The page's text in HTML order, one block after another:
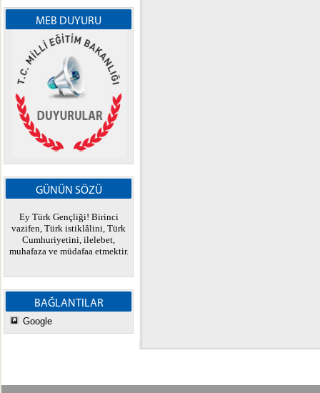
MEB DUYURU
GÜNÜN SÖZÜ
Ey Türk Gençliği! Birinci
vazifen, Türk istiklâlini, Türk
Cumhuriyetini, ilelebet,
muhafaza ve müdafaa etmektir.
BAĞLANTILAR
Google